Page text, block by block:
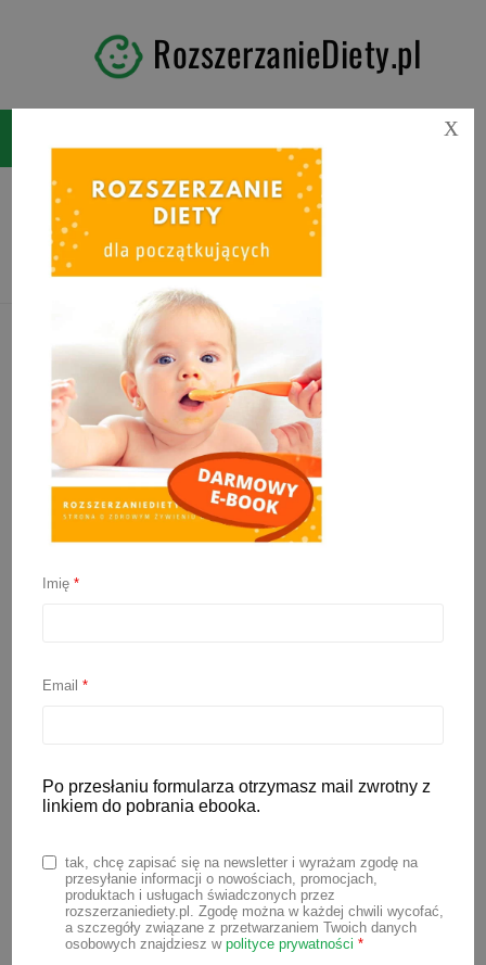
RozszerzanieDiety.pl
Tag:domowa nutella
Domowa nutella dla
banana)
Domowa nutella z awokado i banana, to
może jeść nawet niemowlak podczas
rozszerzania diety. Najlepiej będzie
smakować do placków, naleśników,
kanapek i wszystkiego, co da się
Imię*
Email*
Po przesłaniu formularza otrzymasz mail zwrotny z
linkiem do pobrania ebooka.
tak, chcę zapisać się na newsletter i wyrażam zgodę na
przesyłanie informacji o nowościach, promocjach,
produktach i usługach świadczonych przez
rozszerzaniediety.pl. Zgodę można w każdej chwili wycofać,
a szczegóły związane z przetwarzaniem Twoich danych
osobowych znajdziesz w polityce prywatności *
X